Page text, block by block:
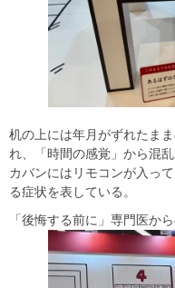
机の上には年月がずれたま
れ、「時間の感覚」から混
カバンにはリモコンが入っ
る症状を表している。
「後悔する前に」専門医か